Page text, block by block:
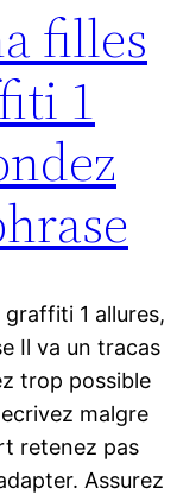
filles
1
1 allures,
Il va un tracas
trop possible
malgre
retenez pas
Assurez